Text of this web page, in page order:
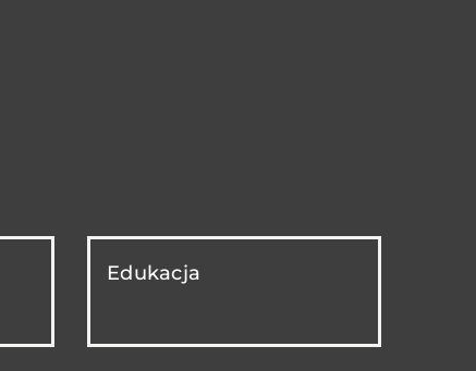
Edukacja